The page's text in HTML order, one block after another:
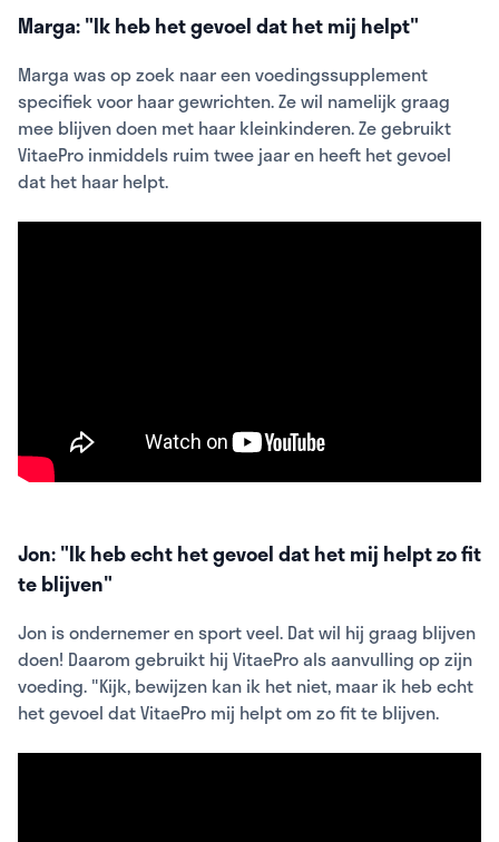
Marga: "Ik heb het gevoel dat het mij helpt"
Marga was op zoek naar een voedingssupplement
specifiek voor haar gewrichten. Ze wil namelijk graag
mee blijven doen met haar kleinkinderen. Ze gebruikt
VitaePro inmiddels ruim twee jaar en heeft het gevoel
dat het haar helpt.
Jon: "Ik heb echt het gevoel dat het mij helpt zo fit
te blijven"
Jon is ondernemer en sport veel. Dat wil hij graag blijven
doen! Daarom gebruikt hij VitaePro als aanvulling op zijn
voeding. "Kijk, bewijzen kan ik het niet, maar ik heb echt
het gevoel dat VitaePro mij helpt om zo fit te blijven.